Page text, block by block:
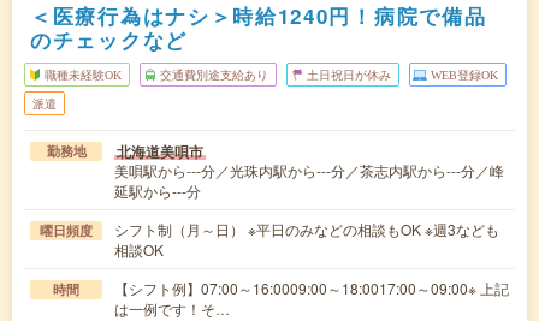
＜医療行為はナシ＞時給1240円！病院で備品
のチェックなど
職種未経験OK 交通費別途支給あり 土日祝日が休み WEB登録OK
派遣
勤務地 北海道美唄市
美唄駅から---分／光珠内駅から---分／茶志内駅から---分／峰
延駅から---分
曜日頻度
シフト制（月～日） ※平日のみなどの相談もOK ※週3なども
相談OK
時間
【シフト例】07:00～16:0009:00～18:0017:00～09:00※ 上記
は一例です！そ…